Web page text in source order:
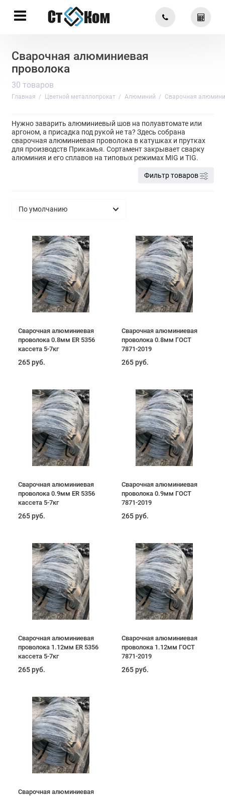
Сварочная алюминиевая
проволока
30 товаров
Главная Цветной металлопрокат Алюминий Сварочная
Нужно заварить алюминиевый шов на полуавтомате или
аргоном, а присадка под рукой не та? Здесь собрана
сварочная алюминиевая проволока в катушках и прутках
для производств Прикамья. Сортамент закрывает сварку
алюминия и его сплавов на типовых режимах MIG и TIG.
Фильтр товаров
Сварочная алюминиевая
проволока 0.8мм ER 5356
кассета 5-7кг
265 руб.
Сварочная алюминиевая
проволока 0.8мм ГОСТ
7871-2019
265 руб.
Сварочная алюминиевая
проволока 0.9мм ER 5356
кассета 5-7кг
265 руб.
Сварочная алюминиевая
проволока 0.9мм ГОСТ
7871-2019
265 руб.
Сварочная алюминиевая
проволока 1.12мм ER 5356
кассета 5-7кг
265 руб.
Сварочная алюминиевая
проволока 1.12мм ГОСТ
7871-2019
265 руб.
Сварочная алюминиевая